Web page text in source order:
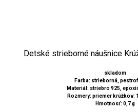
Detské strieborné náušnice
skladom
Farba: strieborná,
Materiál: striebro 925,
Rozmery: priemer krúžkov:
Hmotnosť: 0,7 g